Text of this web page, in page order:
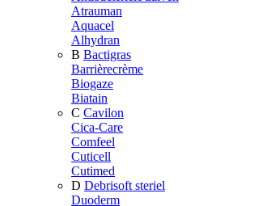
Atrauman
Aquacel
Alhydran
B Bactigras
Barrièrecrème
Biogaze
Biatain
C Cavilon
Cica-Care
Comfeel
Cuticell
Cutimed
D Debrisoft steriel
Duoderm